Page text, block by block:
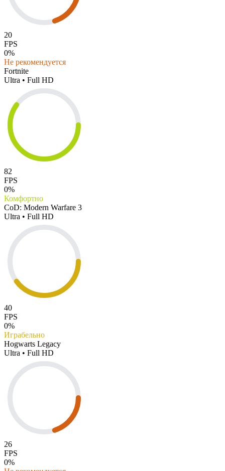
20
FPS
0%
Не рекомендуется
Fortnite
Ultra • Full HD
82
FPS
0%
Комфортно
CoD: Modern Warfare 3
Ultra • Full HD
40
FPS
0%
Играбельно
Hogwarts Legacy
Ultra • Full HD
26
FPS
0%